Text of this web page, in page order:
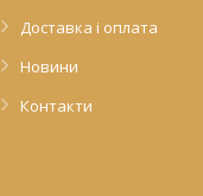
Доставка і оплата
Новини
Контакти